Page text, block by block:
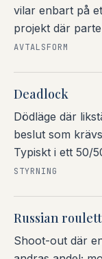
vilar enbart på
projekt där
AVTALSFORM
Deadlock
Dödläge där
beslut som
Typiskt i ett 50/
STYRNING
Russian
Shoot-out där